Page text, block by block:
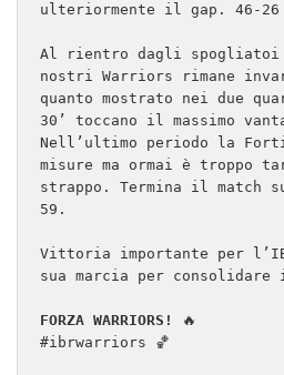
ulteriormente il gap. 46-
Al rientro dagli
nostri Warriors rimane
quanto mostrato nei due
30’ toccano il massimo
Nell’ultimo periodo la
misure ma ormai è troppo
strappo. Termina il match
59.
Vittoria importante per
sua marcia per consolidare
FORZA WARRIORS!
🔥
#ibrwarriors 🏀